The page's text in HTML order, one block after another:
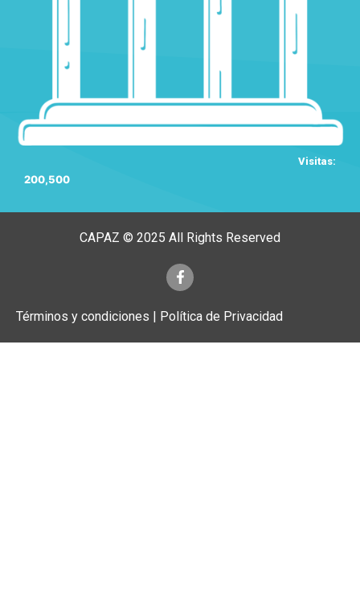
Visitas:
200,500
CAPAZ © 2025 All Rights Reserved
Términos y condiciones | Política de Privacidad